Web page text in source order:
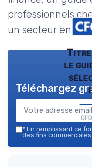
professionnels
un secteur en
le
Téléchargez
* En remplissant ce
des fins commerciales